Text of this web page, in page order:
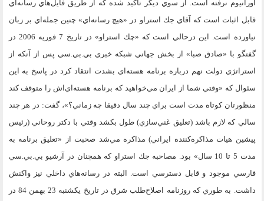
اورانيوم نرفته است. از سوي ديگر تاكيد شده كه از طريق فايل‌هاي رسانه‌اي
قابل اثبات است كه آقاي جك استراو در «هيچ رسانه‌اي» چنين جمله‌اي بر زبان
نياورده است. اين درحالي است كه «چك استراو» در تاريخ 7 فوريه 2006 در
گفتگو با «صادق صبا» از بخش جهاني شبكه خبري بي‌.بي.سي پس از آنكه از
استراتژي دولت نهم درباره برنامه هسته‌اي بشدت انتقاد كرد در پاسخ به اين
سئوال كه «وقتي شما از ايران مي‌خواهيد كه برنامه هسته‌اي‌اش را متوقف كند
منظورتان كوتاه مدت است براي چند سال دقيقا چه زماني؟»، گفت: در هر چند
سالي كه لازم باشد (تعليق غني‌سازي) طول بكشد وقتي با دكتر روحاني (رئيس
پيشين هيات مذاكره‌كننده ايراني) مذاكره مي‌شد صحبت از «تعليق برنامه به
مدت 5 تا 10 سال» بود. مصاحبه جك استراو كه همچنان در آرشيو بي.بي.سي
فارسي موجود و قابل دسترسي است. البته در رسانه‌هاي داخلي نيز واكنش
داشت. به طوري كه روزنامه اصلاح‌طلب شرق در تاريخ يكشنبه 23 بهمن 84 در